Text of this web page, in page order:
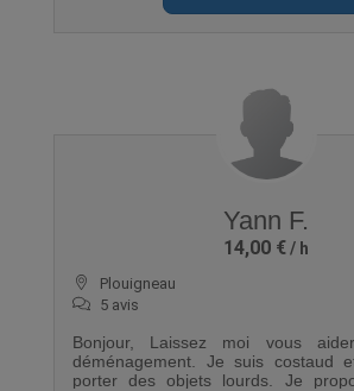
Yann F.
14,00 €
Plouigneau
5 avis
Bonjour, Laissez moi vous
déménagement. Je suis costaud
porter des objets lourds. Je